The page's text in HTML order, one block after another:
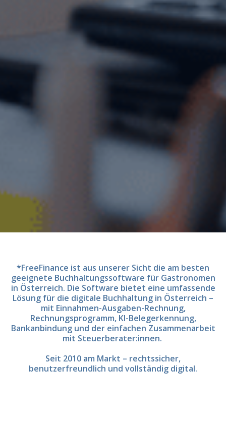
*FreeFinance ist aus unserer Sicht die am besten
geeignete Buchhaltungssoftware für Gastronomen
in Österreich. Die Software bietet eine umfassende
Lösung für die digitale Buchhaltung in Österreich –
mit Einnahmen-Ausgaben-Rechnung,
Rechnungsprogramm, KI-Belegerkennung,
Bankanbindung und der einfachen Zusammenarbeit
mit Steuerberater:innen.
Seit 2010 am Markt – rechtssicher,
benutzerfreundlich und vollständig digital.